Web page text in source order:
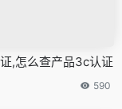
,怎么查产品3c认证
590